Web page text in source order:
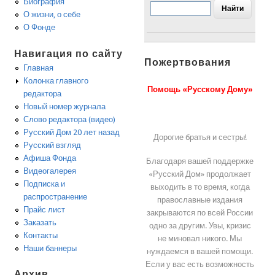
О жизни, о себе
О Фонде
Навигация по сайту
Главная
Колонка главного
редактора
Новый номер журнала
Слово редактора (видео)
Русский Дом 20 лет назад
Русский взгляд
Афиша Фонда
Видеогалерея
Подписка и
распространение
Прайс лист
Заказать
Контакты
Наши баннеры
Пожертвования
Помощь «Русскому Дому»
Дорогие братья и сестры!
Благодаря вашей поддержке
«Русский Дом» продолжает
выходить в то время, когда
православные издания
закрываются по всей России
одно за другим. Увы, кризис
не миновал никого. Мы
нуждаемся в вашей помощи.
Если у вас есть возможность